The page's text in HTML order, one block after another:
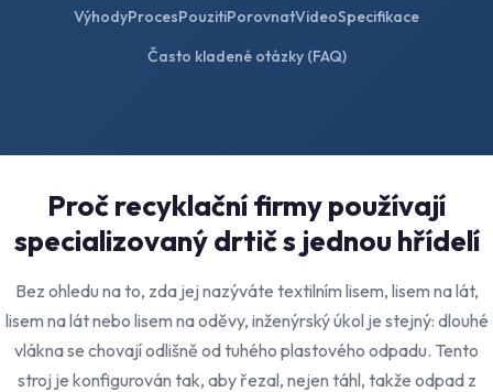
VýhodyProcesPouzitiPorovnatVideoSpecifikace
Často kladené otázky (FAQ)
Proč recyklační firmy používají
specializovaný drtič s jednou hřídelí
Bez ohledu na to, zda jej nazýváte textilním lisem, lisem na lát,
lisem na lát nebo lisem na oděvy, inženýrský úkol je stejný: dlouhé
vlákna se chovají odlišně od tuhého plastového odpadu. Tento
stroj je konfigurován tak, aby řezal, nejen táhl, takže odpad z